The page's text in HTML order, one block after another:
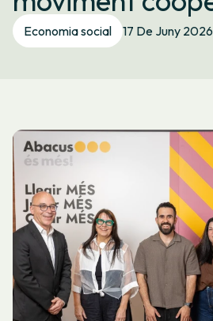
Tràmits
Economia social 17 De Juny 2026